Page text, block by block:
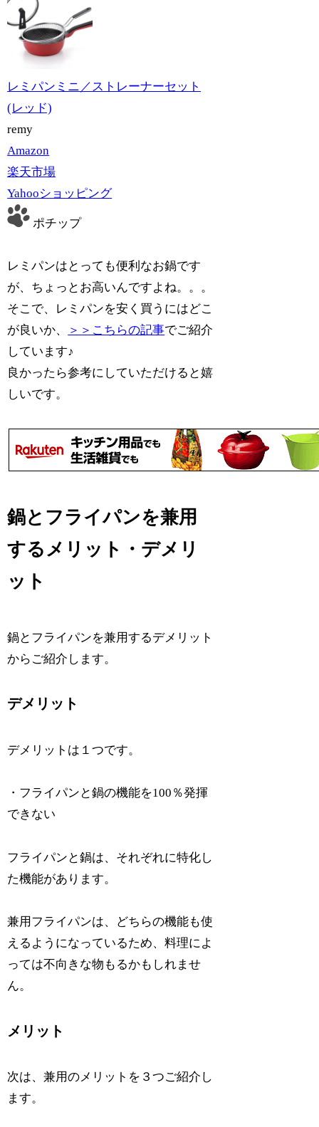
レミパンミニ／ストレーナーセット
(レッド)
remy
Amazon
楽天市場
Yahooショッピング
ポチップ
レミパンはとっても便利なお鍋です
が、ちょっとお高いんですよね。。。
そこで、レミパンを安く買うにはどこ
が良いか、
＞＞こちらの記事でご紹介
しています♪
良かったら参考にしていただけると嬉
しいです。
鍋とフライパンを兼用
するメリット・デメリ
ット
鍋とフライパンを兼用するデメリット
からご紹介します。
デメリット
デメリットは１つです。
・フライパンと鍋の機能を100％発揮
できない
フライパンと鍋は、それぞれに特化し
た機能があります。
兼用フライパンは、どちらの機能も使
えるようになっているため、料理によ
っては不向きな物もるかもしれませ
ん。
メリット
次は、兼用のメリットを３つご紹介し
ます。